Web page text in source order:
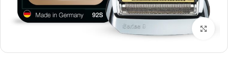
بزرگنمایی تصویر